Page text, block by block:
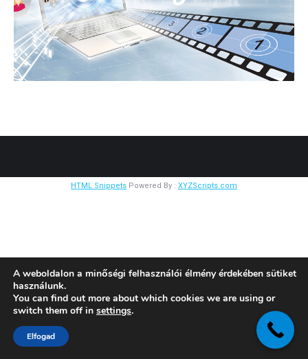
HTML Snippets Powered By : XYZScripts.com
A weboldalon a minőségi felhasználói élmény érdekében sütiket
használunk.
You can find out more about which cookies we are using or
switch them off in settings.
Elfogad